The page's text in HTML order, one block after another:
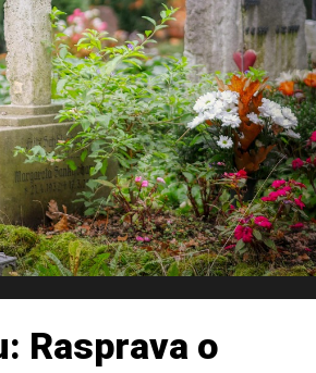
Rasprava o